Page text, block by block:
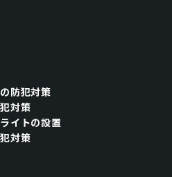
防犯対策
対策
イトの設置
対策